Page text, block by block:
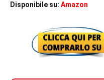
Disponibile su: Amazon